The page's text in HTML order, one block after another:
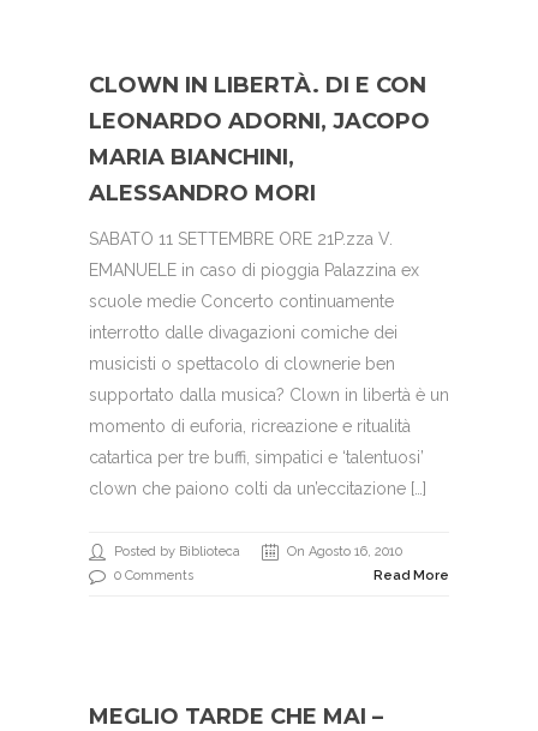
CLOWN IN LIBERTÀ. DI E CON
LEONARDO ADORNI, JACOPO
MARIA BIANCHINI,
ALESSANDRO MORI
SABATO 11 SETTEMBRE ORE 21P.zza V.
EMANUELE in caso di pioggia Palazzina ex
scuole medie Concerto continuamente
interrotto dalle divagazioni comiche dei
musicisti o spettacolo di clownerie ben
supportato dalla musica? Clown in libertà è un
momento di euforia, ricreazione e ritualità
catartica per tre buffi, simpatici e ‘talentuosi’
clown che paiono colti da un’eccitazione […]
Posted by Biblioteca
On Agosto 16, 2010
0 Comments
Read More
MEGLIO TARDE CHE MAI –